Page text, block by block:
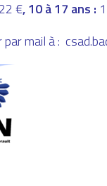
€, 10 à 17 ans :
mail à :